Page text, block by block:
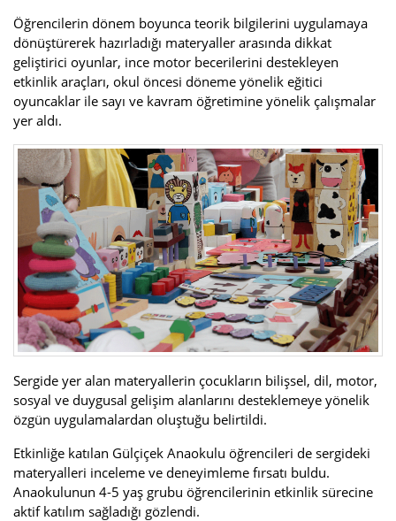
Öğrencilerin dönem boyunca teorik bilgilerini uygulamaya
dönüştürerek hazırladığı materyaller arasında dikkat
geliştirici oyunlar, ince motor becerilerini destekleyen
etkinlik araçları, okul öncesi döneme yönelik eğitici
oyuncaklar ile sayı ve kavram öğretimine yönelik çalışmalar
yer aldı.
Sergide yer alan materyallerin çocukların bilişsel, dil, motor,
sosyal ve duygusal gelişim alanlarını desteklemeye yönelik
özgün uygulamalardan oluştuğu belirtildi.
Etkinliğe katılan Gülçiçek Anaokulu öğrencileri de sergideki
materyalleri inceleme ve deneyimleme fırsatı buldu.
Anaokulunun 4-5 yaş grubu öğrencilerinin etkinlik sürecine
aktif katılım sağladığı gözlendi.